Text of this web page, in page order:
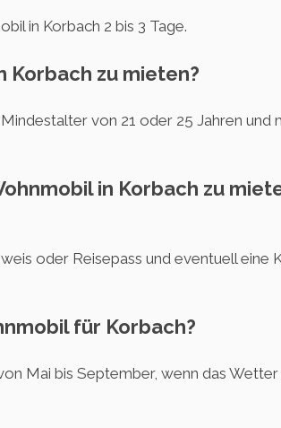
in Korbach 2 bis 3 Tage.
Korbach zu mieten?
von 21 oder 25 Jahren und
in Korbach zu
oder Reisepass und eventuell eine
für Korbach?
Mai bis September, wenn das Wetter